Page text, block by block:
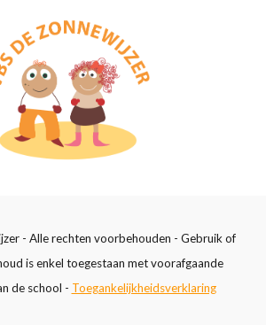
- Alle rechten voorbehouden - Gebruik of
is enkel toegestaan met voorafgaande
de school - Toegankelijkheidsverklaring